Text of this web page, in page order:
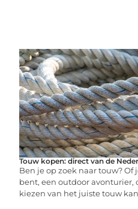
Touw kopen: direct van de
Ben je op zoek naar touw?
bent, een outdoor avonturier,
kiezen van het juiste touw kan